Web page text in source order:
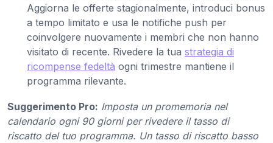
Aggiorna le offerte stagionalmente, introduci bonus
a tempo limitato e usa le notifiche push per
coinvolgere nuovamente i membri che non hanno
visitato di recente. Rivedere la tua strategia di
ricompense fedeltà ogni trimestre mantiene il
programma rilevante.
Suggerimento Pro: Imposta un promemoria nel
calendario ogni 90 giorni per rivedere il tasso di
riscatto del tuo programma. Un tasso di riscatto basso